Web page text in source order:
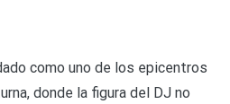
como uno de los epicentros
donde la figura del DJ no